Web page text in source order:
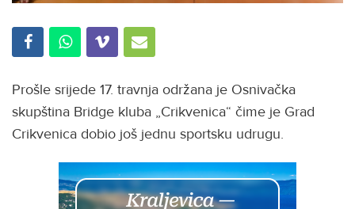
Prošle srijede 17. travnja održana je Osnivačka
skupština Bridge kluba „Crikvenica“ čime je Grad
Crikvenica dobio još jednu sportsku udrugu.